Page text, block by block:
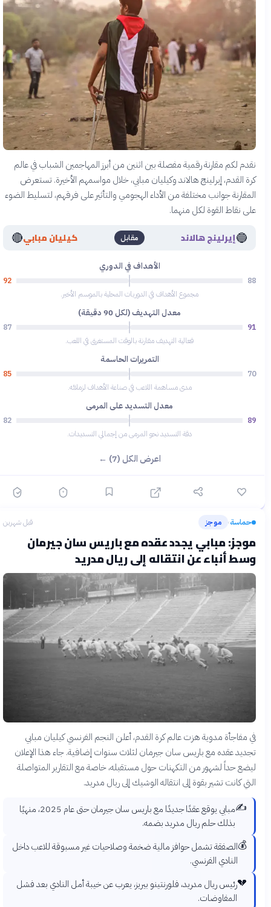
نقدم لكم مقارنة رقمية مفصلة بين اثنين من أبرز المهاجمين الشباب في عالم
كرة القدم، إيرلينج هالاند وكيليان مبابي، خلال مواسمهم الأخيرة. تستعرض
المقارنة جوانب مختلفة من الأداء الهجومي والتأثير على فرقهم، لتسليط الضوء
على نقاط القوة لكل منهما.
🔵إيرلينج هالاند مقابل كيليان مبابي🔴
الأهداف في الدوري
88
92
مجموع الأهداف في الدوريات المحلية بالموسم الأخير.
معدل التهديف (لكل 90 دقيقة)
91
87
فعالية التهديف مقارنة بالوقت المستغرق في اللعب.
التمريرات الحاسمة
70
85
مدى مساهمة اللاعب في صناعة الأهداف لزملائه.
معدل التسديد على المرمى
89
82
دقة التسديد نحو المرمى من إجمالي التسديدات.
اعرض الكل (7) ←
حماسة› موجز قبل شهرين
موجز: مبابي يجدد عقده مع باريس سان جيرمان
وسط أنباء عن انتقاله إلى ريال مدريد
في مفاجأة مدوية هزت عالم كرة القدم، أعلن النجم الفرنسي كيليان مبابي
تجديد عقده مع باريس سان جيرمان لثلاث سنوات إضافية. جاء هذا الإعلان
ليضع حداً لشهور من التكهنات حول مستقبله، خاصة مع التقارير المتواصلة
التي كانت تشير بقوة إلى انتقاله الوشيك إلى ريال مدريد.
✍️
مبابي يوقع عقدًا جديدًا مع باريس سان جيرمان حتى عام 2025، منهيًا
بذلك حلم ريال مدريد بضمه.
💰الصفقة تشمل حوافز مالية ضخمة وصلاحيات غير مسبوقة للاعب داخل
النادي الفرنسي.
💔رئيس ريال مدريد، فلورنتينو بيريز، يعرب عن خيبة أمل النادي بعد فشل
المفاوضات.